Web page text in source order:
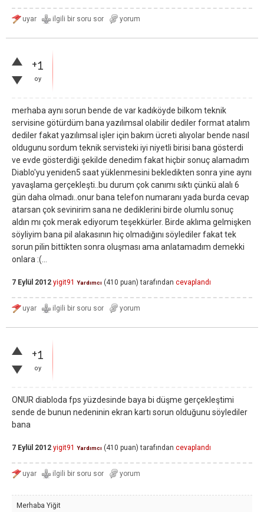
+1
oy
merhaba aynı sorun bende de var kadıköyde bilkom teknik
servisine götürdüm bana yazılımsal olabilir dediler format atalım
dediler fakat yazılımsal işler için bakım ücreti alıyolar bende nasıl
oldugunu sordum teknik servisteki iyi niyetli birisi bana gösterdi
ve evde gösterdiği şekilde denedim fakat hiçbir sonuç alamadım
Diablo'yu yeniden5 saat yüklenmesini bekledikten sonra yine aynı
yavaşlama gerçekleşti..bu durum çok canımı sıktı çünkü alalı 6
gün daha olmadı..onur bana telefon numaranı yada burda cevap
atarsan çok sevinirim sana ne dediklerini birde olumlu sonuç
aldın mı çok merak ediyorum teşekkürler. Birde aklıma gelmişken
söyliyim bana pil alakasının hiç olmadığını söylediler fakat tek
sorun pilin bittikten sonra oluşması ama anlatamadım demekki
onlara :(...
7 Eylül 2012 yigit91 Yardımcı (410 puan) tarafından cevaplandı
+1
oy
ONUR diabloda fps yüzdesinde baya bi düşme gerçekleştimi
sende de bunun nedeninin ekran kartı sorun olduğunu söylediler
bana
7 Eylül 2012 yigit91 Yardımcı (410 puan) tarafından cevaplandı
Merhaba Yiğit